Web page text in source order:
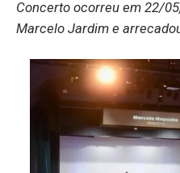
Concerto ocorreu em 22/
Marcelo Jardim e